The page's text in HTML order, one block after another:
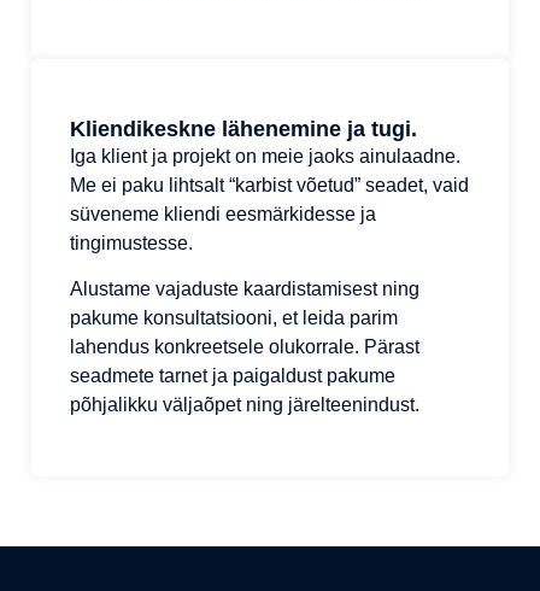
Kliendikeskne lähenemine ja tugi.
Iga klient ja projekt on meie jaoks ainulaadne.
Me ei paku lihtsalt “karbist võetud” seadet, vaid
süveneme kliendi eesmärkidesse ja
tingimustesse.
Alustame vajaduste kaardistamisest ning
pakume konsultatsiooni, et leida parim
lahendus konkreetsele olukorrale. Pärast
seadmete tarnet ja paigaldust pakume
põhjalikku väljaõpet ning järelteenindust.